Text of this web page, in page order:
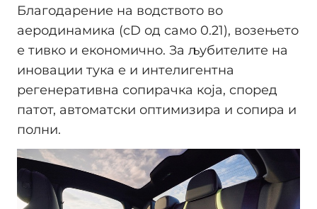
Благодарение на водството во
аеродинамика (cD од само 0.21), возењето
е тивко и економично. За љубителите на
иновации тука е и интелигентна
регенеративна сопирачка која, според
патот, автоматски оптимизира и сопира и
полни.